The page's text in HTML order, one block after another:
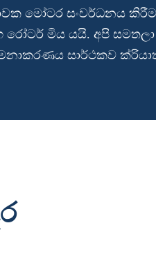
මෝටර සංවර්ධනය
මිය යයි. අපි
සාර්ථකව